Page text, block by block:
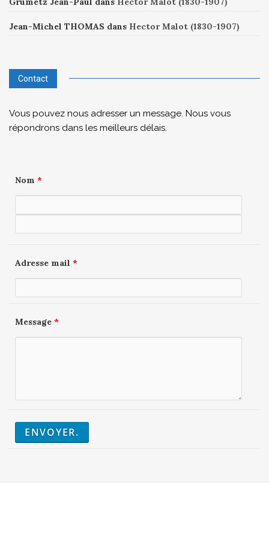
Jean-Michel THOMAS dans Hector Malot (1830-1907)
Contact
Vous pouvez nous adresser un message. Nous vous
répondrons dans les meilleurs délais.
Nom *
Adresse mail *
Message *